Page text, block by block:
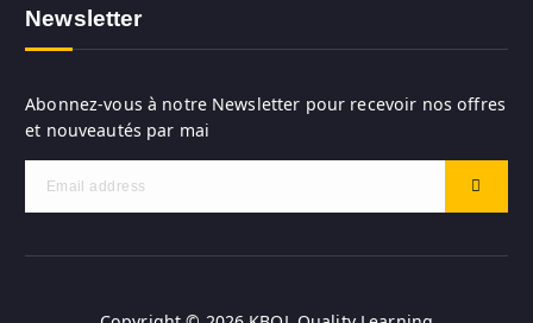
Newsletter
Abonnez-vous à notre Newsletter pour recevoir nos offres
et nouveautés par mai